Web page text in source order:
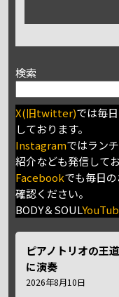
検索
X(旧twitter)では毎
しております。
Instagramではラン
紹介なども発信してお
Facebookでも毎日
確認ください。
BODY＆SOUL
ピアノトリオの王
に演奏
2026年8月10日